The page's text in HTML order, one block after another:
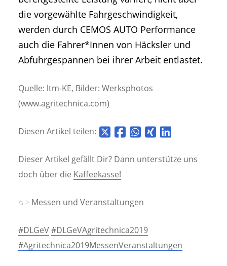
die vorgewählte Fahrgeschwindigkeit,
werden durch CEMOS AUTO Performance
auch die Fahrer*Innen von Häcksler und
Abfuhrgespannen bei ihrer Arbeit entlastet.
Quelle: ltm-KE, Bilder: Werksphotos
(www.agritechnica.com)
Diesen Artikel teilen:
Dieser Artikel gefällt Dir? Dann unterstütze uns
doch über die Kaffeekasse!
⌂ Messen und Veranstaltungen
#DLGeV#DLGeVAgritechnica2019
#Agritechnica2019MessenVeranstaltungen